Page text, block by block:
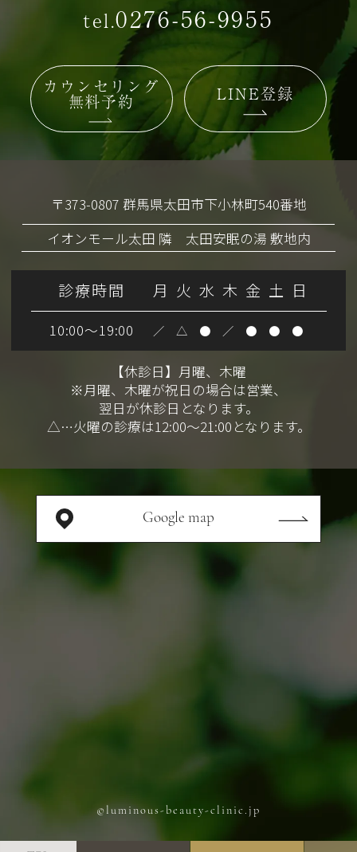
tel.0276-56-9955
カウンセリング
無料予約 LINE登録
〒373-0807 群馬県太田市下小林町540番地
イオンモール太田 隣 太田安眠の湯 敷地内
診療時間 月 火 水 木 金 土 日
10:00～19:00 ／ △ ● ／ ● ● ●
【休診日】月曜、木曜
※月曜、木曜が祝日の場合は営業、
翌日が休診日となります。
△…火曜の診療は12:00～21:00となります。
Google map
©luminous-beauty-clinic.jp